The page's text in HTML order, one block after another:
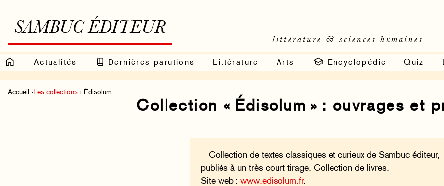
SAMBUC ÉDITEUR
littérature & sciences humaines
Actualités Dernières parutions Littérature Arts Encyclopédie Quiz
Accueil ›Les collections › Édisolum
Collection « Édisolum » : ouvrages et
Collection de textes classiques et curieux de Sambuc éditeur,
publiés à un très court tirage. Collection de livres.
Site web :www.edisolum.fr.